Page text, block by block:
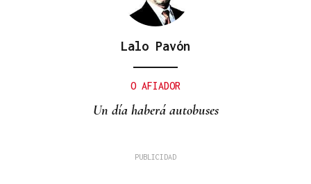
Lalo Pavón
O AFIADOR
Un día haberá autobuses